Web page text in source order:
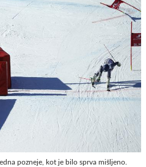
pozneje, kot je bilo sprva mišljeno.